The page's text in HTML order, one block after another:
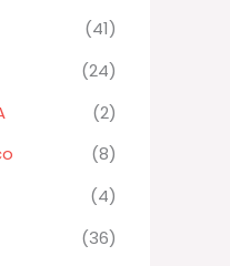
(41)
(24)
(2)
(8)
(4)
(36)